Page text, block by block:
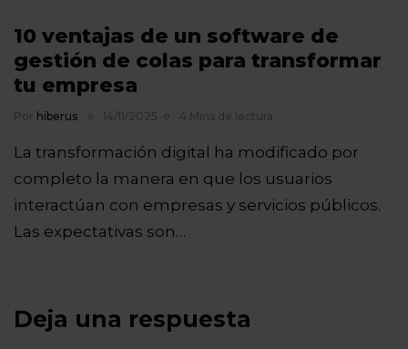
10 ventajas de un software de
gestión de colas para transformar
tu empresa
Por hiberus 14/11/2025 4 Mins de lectura
La transformación digital ha modificado por
completo la manera en que los usuarios
interactúan con empresas y servicios públicos.
Las expectativas son…
Deja una respuesta